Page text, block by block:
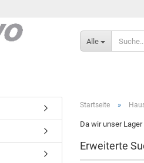
Alle
Startseite »
Da wir unser
Erweiterte